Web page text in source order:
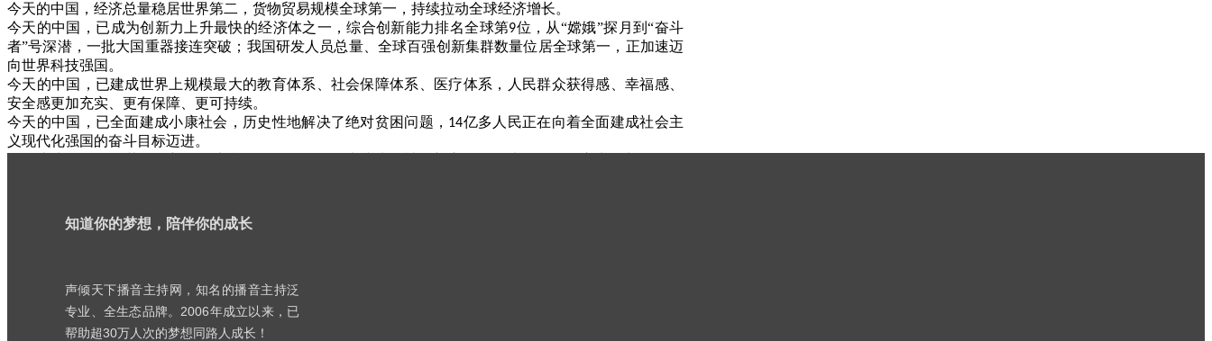
今天的中国，经济总量稳居世界第二，货物贸易规模全球第一，持续拉动全球经济增长。
今天的中国，已成为创新力上升最快的经济体之一，综合创新能力排名全球第9位，从“嫦娥”探月到“奋斗
者”号深潜，一批大国重器接连突破；我国研发人员总量、全球百强创新集群数量位居全球第一，正加速迈
向世界科技强国。
今天的中国，已建成世界上规模最大的教育体系、社会保障体系、医疗体系，人民群众获得感、幸福感、
安全感更加充实、更有保障、更可持续。
今天的中国，已全面建成小康社会，历史性地解决了绝对贫困问题， 14亿多人民正在向着全面建成社会主
义现代化强国的奋斗目标迈进。
韩正会见俄罗斯总统
6月5日，国家副主席韩正在圣彼得堡会见俄罗斯总统普京。
关系和各领域合作达成新的重要共识。中方愿同俄方落实好两国元首重要共识，不断丰富中俄关系的时代
内涵，推动构建更加公正合理的全球治理体系。
普京请韩正转达对习近平主席的良好祝愿。普京表示，俄中关系正处于前所未有的高水平。俄方愿同中方
书
知道你的梦想，陪伴你的成长
声倾天下播音主持网，知名的播音主持泛
专业、全生态品牌。2006年成立以来，已
帮助超30万人次的梦想同路人成长！